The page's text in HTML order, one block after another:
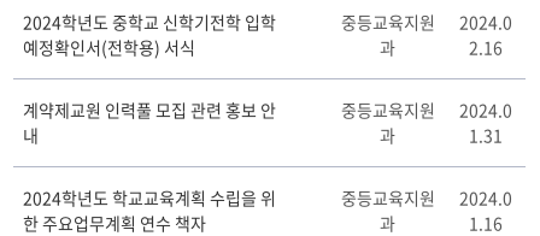
2024학년도 중학교 신학기전학 입학
예정확인서(전학용) 서식
중등교육지원
과
2024.0
2.16
계약제교원 인력풀 모집 관련 홍보 안
내
중등교육지원
과
2024.0
1.31
2024학년도 학교교육계획 수립을 위
한 주요업무계획 연수 책자
중등교육지원
과
2024.0
1.16